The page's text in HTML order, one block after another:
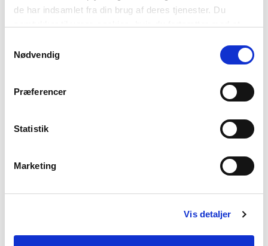
de har indsamlet fra din brug af deres tjenester. Du
Nødvendig
Præferencer
Statistik
Marketing
Vis detaljer
SAAMELAISKIELET
kiltinänsaame, turjansaame
pohjoissaameksi)
VIIMEISIN TIETOKIRJALLINEN TEKSTI